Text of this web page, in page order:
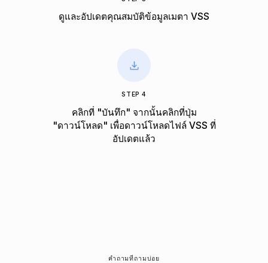
ดูและอัปเดตคุณสมบัติข้อมูลเมตา VSS
STEP 4
คลิกที่ "บันทึก" จากนั้นคลิกที่ปุ่ม
"ดาวน์โหลด" เพื่อดาวน์โหลดไฟล์ VSS ที่
อัปเดตแล้ว
คำถามที่ถามบ่อย